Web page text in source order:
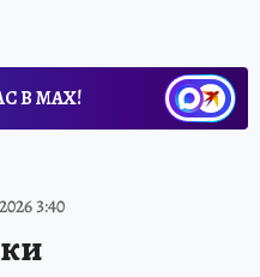
В МАХ!
3:40